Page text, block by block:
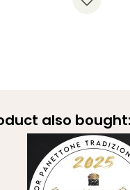
also bought: